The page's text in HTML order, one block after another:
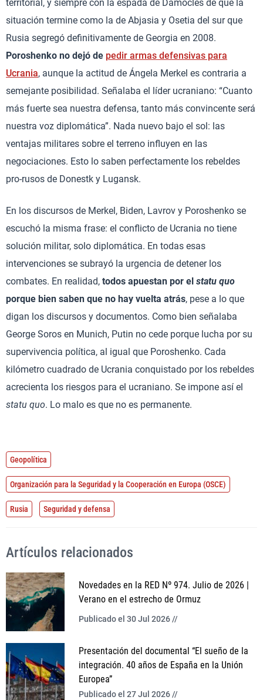
territorial, y siempre con la espada de Damocles de que la
situación termine como la de Abjasia y Osetia del sur que
Rusia segregó definitivamente de Georgia en 2008.
Poroshenko no dejó de pedir armas defensivas para
Ucrania, aunque la actitud de Ángela Merkel es contraria a
semejante posibilidad. Señalaba el líder ucraniano: “Cuanto
más fuerte sea nuestra defensa, tanto más convincente será
nuestra voz diplomática”. Nada nuevo bajo el sol: las
ventajas militares sobre el terreno influyen en las
negociaciones. Esto lo saben perfectamente los rebeldes
pro-rusos de Donestk y Lugansk.
En los discursos de Merkel, Biden, Lavrov y Poroshenko se
escuchó la misma frase: el conflicto de Ucrania no tiene
solución militar, solo diplomática. En todas esas
intervenciones se subrayó la urgencia de detener los
combates. En realidad, todos apuestan por el statu quo
porque bien saben que no hay vuelta atrás, pese a lo que
digan los discursos y documentos. Como bien señalaba
George Soros en Munich, Putin no cede porque lucha por su
supervivencia política, al igual que Poroshenko. Cada
kilómetro cuadrado de Ucrania conquistado por los rebeldes
acrecienta los riesgos para el ucraniano. Se impone así el
statu quo. Lo malo es que no es permanente.
Geopolítica
Organización para la Seguridad y la Cooperación en Europa (OSCE)
Rusia Seguridad y defensa
Artículos relacionados
Novedades en la RED Nº 974. Julio de 2026 |
Verano en el estrecho de Ormuz
Publicado el 30 Jul 2026 //
Presentación del documental “El sueño de la
integración. 40 años de España en la Unión
Europea”
Publicado el 27 Jul 2026 //